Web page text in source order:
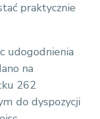
praktycznie
udogodnienia
na
262
do dyspozycji